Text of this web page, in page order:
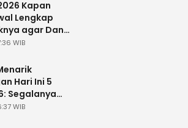
Kapan
Lengkap
agar Dana
WIB
Hari Ini 5
Segalanya
WIB